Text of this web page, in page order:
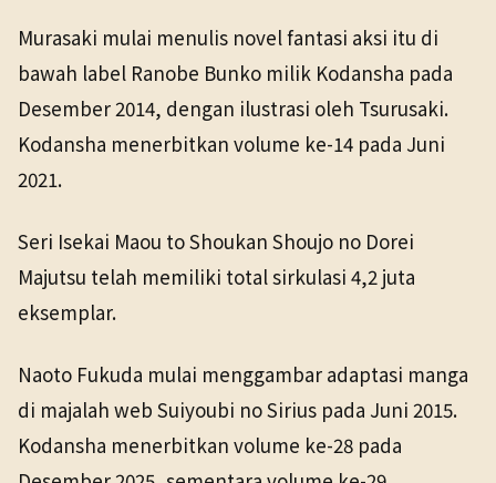
Murasaki mulai menulis novel fantasi aksi itu di
bawah label Ranobe Bunko milik Kodansha pada
Desember 2014, dengan ilustrasi oleh Tsurusaki.
Kodansha menerbitkan volume ke-14 pada Juni
2021.
Seri Isekai Maou to Shoukan Shoujo no Dorei
Majutsu telah memiliki total sirkulasi 4,2 juta
eksemplar.
Naoto Fukuda mulai menggambar adaptasi manga
di majalah web Suiyoubi no Sirius pada Juni 2015.
Kodansha menerbitkan volume ke-28 pada